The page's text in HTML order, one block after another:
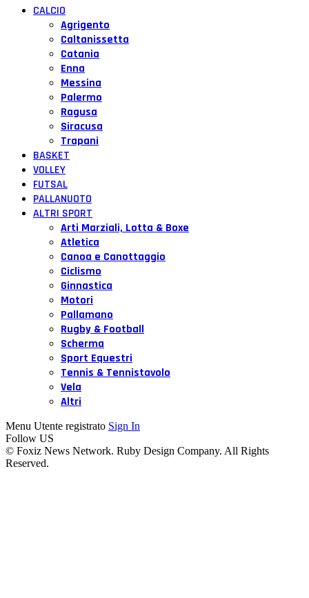
CALCIO
Agrigento
Caltanissetta
Catania
Enna
Messina
Palermo
Ragusa
Siracusa
Trapani
BASKET
VOLLEY
FUTSAL
PALLANUOTO
ALTRI SPORT
Arti Marziali, Lotta & Boxe
Atletica
Canoa e Canottaggio
Ciclismo
Ginnastica
Motori
Pallamano
Rugby & Football
Scherma
Sport Equestri
Tennis & Tennistavolo
Vela
Altri
Menu Utente registrato Sign In
Follow US
© Foxiz News Network. Ruby Design Company. All Rights
Reserved.